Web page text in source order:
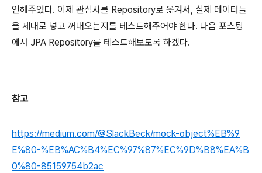
언해주었다. 이제 관심사를 Repository로 옮겨서, 실제 데이터들
을 제대로 넣고 꺼내오는지를 테스트해주어야 한다. 다음 포스팅
에서 JPA Repository를 테스트해보도록 하겠다.
참고
https://medium.com/@SlackBeck/mock-object%EB%9
E%80-%EB%AC%B4%EC%97%87%EC%9D%B8%EA%B
0%80-85159754b2ac